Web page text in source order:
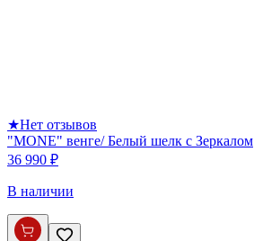
★Нет отзывов
"MONE" венге/ Белый шелк с Зеркалом
36 990 ₽
В наличии